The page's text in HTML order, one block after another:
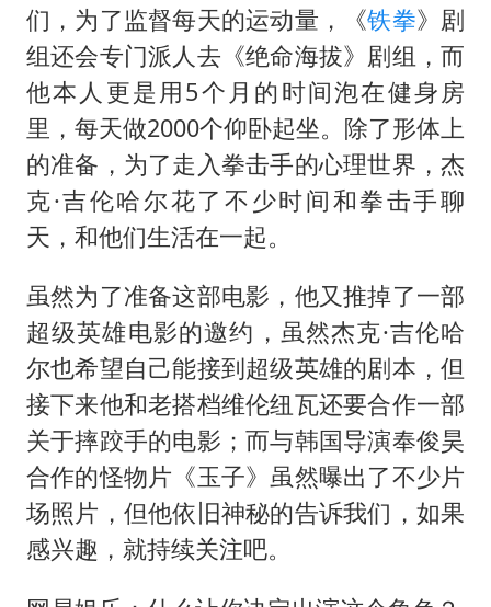
们，为了监督每天的运动量，《铁拳》剧
组还会专门派人去《绝命海拔》剧组，而
他本人更是用5个月的时间泡在健身房
里，每天做2000个仰卧起坐。除了形体上
的准备，为了走入拳击手的心理世界，杰
克·吉伦哈尔花了不少时间和拳击手聊
天，和他们生活在一起。
虽然为了准备这部电影，他又推掉了一部
超级英雄电影的邀约，虽然杰克·吉伦哈
尔也希望自己能接到超级英雄的剧本，但
接下来他和老搭档维伦纽瓦还要合作一部
关于摔跤手的电影；而与韩国导演奉俊昊
合作的怪物片《玉子》虽然曝出了不少片
场照片，但他依旧神秘的告诉我们，如果
感兴趣，就持续关注吧。